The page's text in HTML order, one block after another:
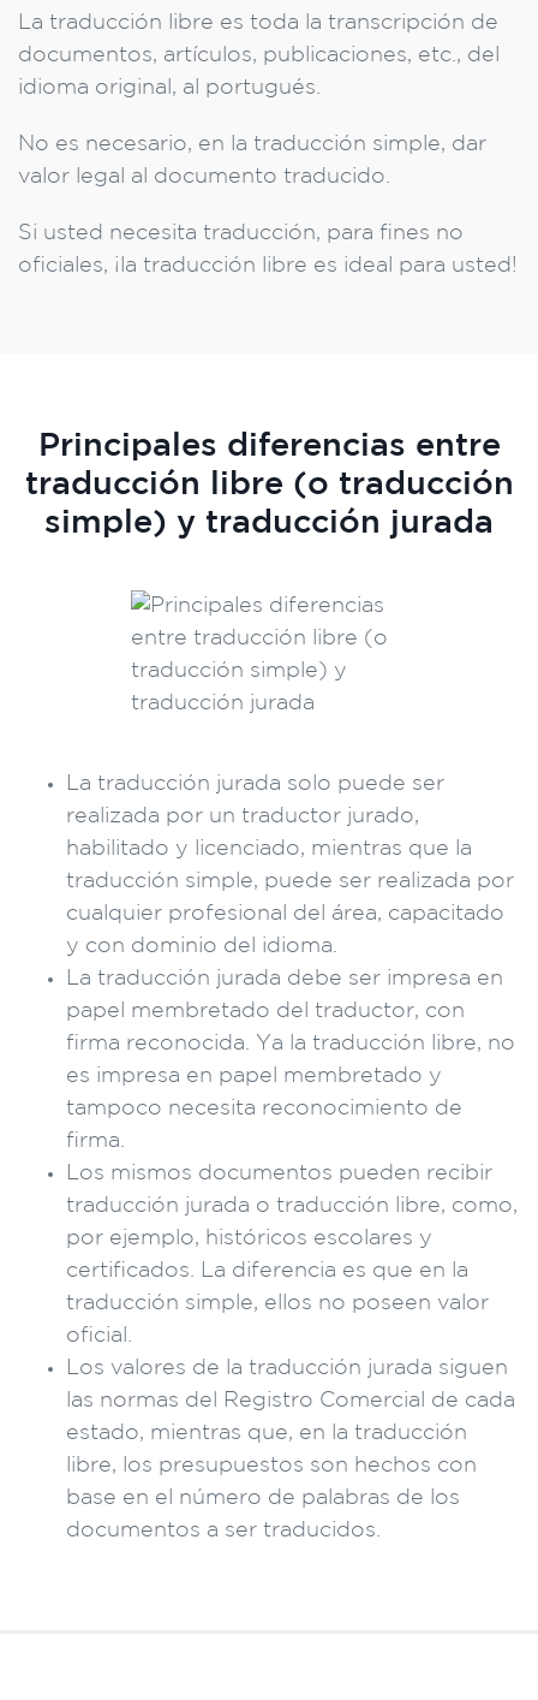
La traducción libre es toda la transcripción de
documentos, artículos, publicaciones, etc., del
idioma original, al portugués.
No es necesario, en la traducción simple, dar
valor legal al documento traducido.
Si usted necesita traducción, para fines no
oficiales, ¡la traducción libre es ideal para usted!
Principales diferencias entre
traducción libre (o traducción
simple) y traducción jurada
La traducción jurada solo puede ser
realizada por un traductor jurado,
habilitado y licenciado, mientras que la
traducción simple, puede ser realizada por
cualquier profesional del área, capacitado
y con dominio del idioma.
La traducción jurada debe ser impresa en
papel membretado del traductor, con
firma reconocida. Ya la traducción libre, no
es impresa en papel membretado y
tampoco necesita reconocimiento de
firma.
Los mismos documentos pueden recibir
traducción jurada o traducción libre, como,
por ejemplo, históricos escolares y
certificados. La diferencia es que en la
traducción simple, ellos no poseen valor
oficial.
Los valores de la traducción jurada siguen
las normas del Registro Comercial de cada
estado, mientras que, en la traducción
libre, los presupuestos son hechos con
base en el número de palabras de los
documentos a ser traducidos.